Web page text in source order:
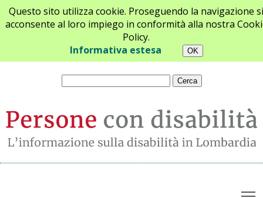
Questo sito utilizza cookie. Proseguendo la navigazione si
acconsente al loro impiego in conformità alla nostra
Policy.
Informativa estesa
Chi siamo Newsletter Contatti